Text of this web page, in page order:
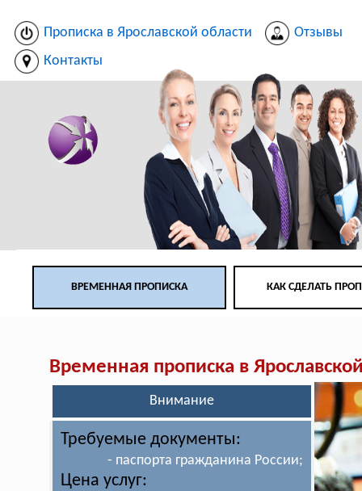
Прописка в Ярославской области
Отзывы
Контакты
ВРЕМЕННАЯ ПРОПИСКА КАК СДЕЛАТЬ
Временная прописка в
Внимание
Требуемые документы:
- паспорта гражданина России;
Цена услуг: